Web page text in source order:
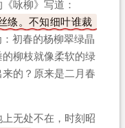
咏柳》写道：
绦。不知细叶谁裁
：初春的杨柳翠绿晶
柳枝就像柔软的绿
的？原来是二月春
无处不在，时刻昭